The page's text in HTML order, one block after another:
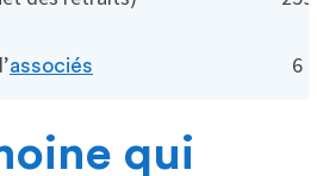
associés 6
qui